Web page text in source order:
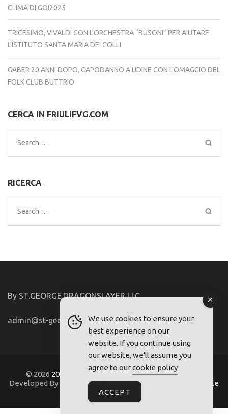
CLIMA DI GO!2025
TRICESIMO, VIVALDI CON L’ORCHESTRA “BUSONI” PER AIUTARE
L’ISTITUTO SANTA MARIA DEI COLLI
GABER 20 ANNI DOPO, CAPODANNO A UDINE CON L’OMAGGIO DEL
FOLK CLUB BUTTRIO
CERCA IN FRIULIFVG.COM
Search
for:
RICERCA
Search
for:
By ST.GEORGE.DRAGONSLAYER LLC
admin@st-george-dragonslayer.com
© 2026 2021-22.FriuliVG.com
. Metro Magazine Pro |
Developed By
Rara Theme. Powered by Regole
We use cookies to ensure your
best experience on our
website. If you continue using
our website, we'll assume you
agree to ourcookie policy
ACCEPT